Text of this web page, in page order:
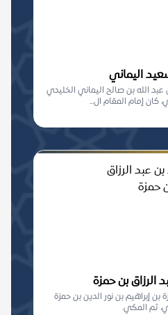
اليماني
الله بن صالح اليماني الخليدي
كان إمام المقام ال...
الرزاق بن حمزة
بن إبراهيم بن نور الدين بن حمزة
ثم المكي.